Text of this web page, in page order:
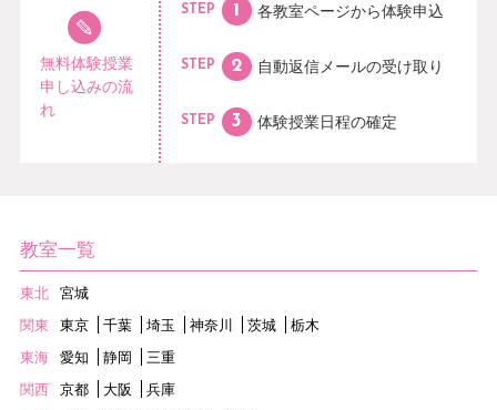
無料体験授業
申し込みの流
れ
STEP 各教室ページから体験申込
STEP 自動返信メールの受け取り
STEP 体験授業日程の確定
教室一覧
東北
宮城
関東
東京 千葉 埼玉 神奈川 茨城
栃木
東海
愛知 静岡
三重
関西
京都 大阪
兵庫